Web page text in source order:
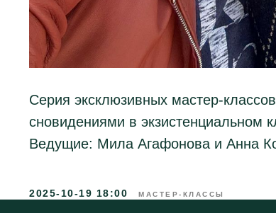
Серия эксклюзивных мастер-
сновидениями в экзистенциальном
Ведущие: Мила Агафонова и Анна
2025-10-19 18:00 МАСТЕР-КЛАССЫ